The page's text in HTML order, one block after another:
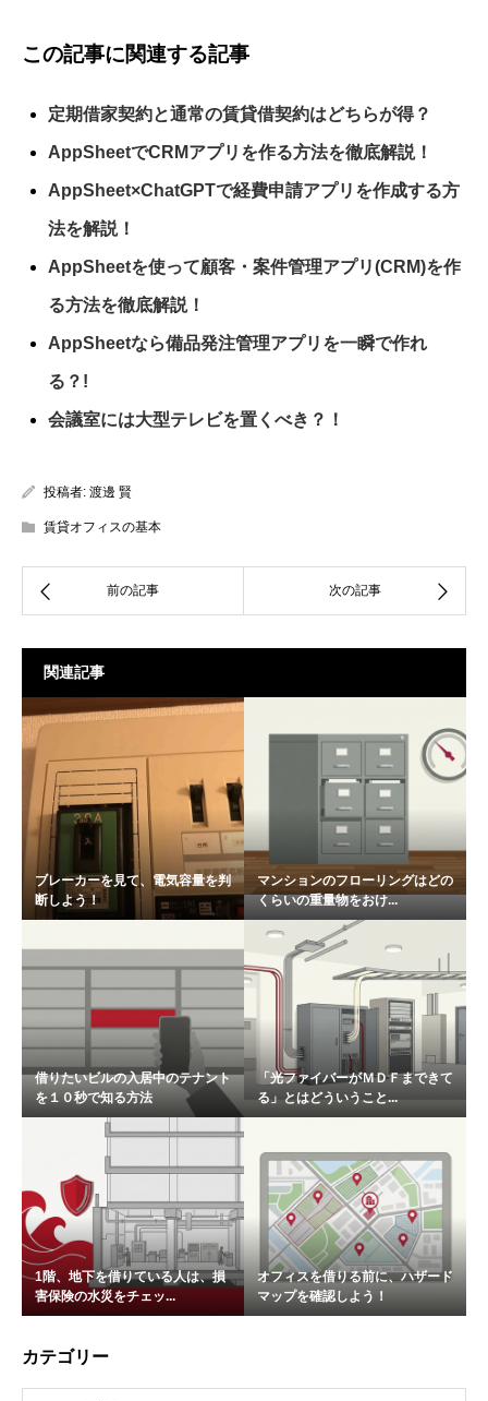
この記事に関連する記事
定期借家契約と通常の賃貸借契約はどちらが得？
AppSheetでCRMアプリを作る方法を徹底解説！
AppSheet×ChatGPTで経費申請アプリを作成する方
法を解説！
AppSheetを使って顧客・案件管理アプリ(CRM)を作
る方法を徹底解説！
AppSheetなら備品発注管理アプリを一瞬で作れ
る？!
会議室には大型テレビを置くべき？！
投稿者: 渡邊 賢
賃貸オフィスの基本
関連記事
ブレーカーを見て、電気容量を判
断しよう！
マンションのフローリングはどの
くらいの重量物をおけ...
借りたいビルの入居中のテナント
を１０秒で知る方法
「光ファイバーがＭＤＦまできて
る」とはどういうこと...
1階、地下を借りている人は、損
害保険の水災をチェッ...
オフィスを借りる前に、ハザード
マップを確認しよう！
カテゴリー